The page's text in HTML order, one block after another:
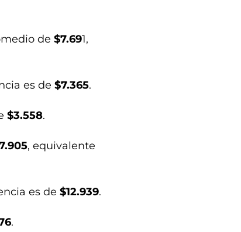
de $7.691,
es de $7.365.
$3.558.
, equivalente
es de $12.939.
.